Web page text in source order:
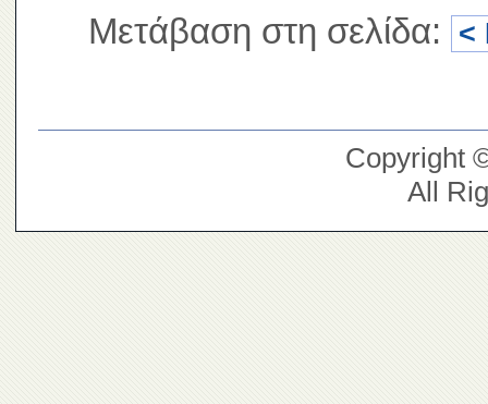
Μετάβαση στη σελίδα: <
Copyright
All